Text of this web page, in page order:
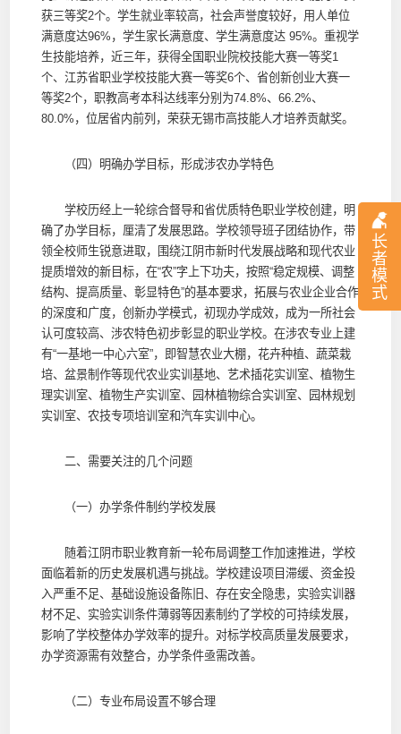
长
者
模
式
获三等奖2个。学生就业率较高，社会声誉度较好，用人单位
满意度达96%，学生家长满意度、学生满意度达 95%。重视学
生技能培养，近三年，获得全国职业院校技能大赛一等奖1
个、江苏省职业学校技能大赛一等奖6个、省创新创业大赛一
等奖2个，职教高考本科达线率分别为74.8%、66.2%、
80.0%，位居省内前列，荣获无锡市高技能人才培养贡献奖。
（四）明确办学目标，形成涉农办学特色
学校历经上一轮综合督导和省优质特色职业学校创建，明
确了办学目标，厘清了发展思路。学校领导班子团结协作，带
领全校师生锐意进取，围绕江阴市新时代发展战略和现代农业
提质增效的新目标，在“农”字上下功夫，按照“稳定规模、调整
结构、提高质量、彰显特色”的基本要求，拓展与农业企业合作
的深度和广度，创新办学模式，初现办学成效，成为一所社会
认可度较高、涉农特色初步彰显的职业学校。在涉农专业上建
有“一基地一中心六室”，即智慧农业大棚，花卉种植、蔬菜栽
培、盆景制作等现代农业实训基地、艺术插花实训室、植物生
理实训室、植物生产实训室、园林植物综合实训室、园林规划
实训室、农技专项培训室和汽车实训中心。
二、需要关注的几个问题
（一）办学条件制约学校发展
随着江阴市职业教育新一轮布局调整工作加速推进，学校
面临着新的历史发展机遇与挑战。学校建设项目滞缓、资金投
入严重不足、基础设施设备陈旧、存在安全隐患，实验实训器
材不足、实验实训条件薄弱等因素制约了学校的可持续发展，
影响了学校整体办学效率的提升。对标学校高质量发展要求，
办学资源需有效整合，办学条件亟需改善。
（二）专业布局设置不够合理